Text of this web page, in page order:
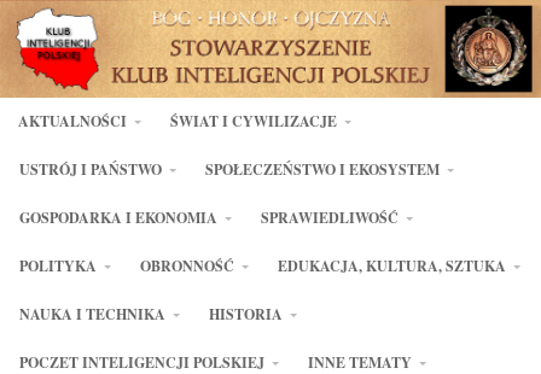
AKTUALNOŚCI ŚWIAT I CYWILIZACJE
USTRÓJ I PAŃSTWO SPOŁECZEŃSTWO I EKOSYSTEM
GOSPODARKA I EKONOMIA SPRAWIEDLIWOŚĆ
POLITYKA OBRONNOŚĆ EDUKACJA, KULTURA, SZTUKA
NAUKA I TECHNIKA HISTORIA
POCZET INTELIGENCJI POLSKIEJ INNE TEMATY